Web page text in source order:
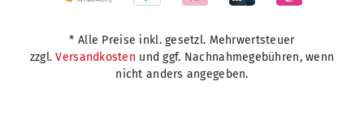
* Alle Preise inkl. gesetzl. Mehrwertsteuer
zzgl.Versandkosten und ggf. Nachnahmegebühren, wenn
nicht anders angegeben.